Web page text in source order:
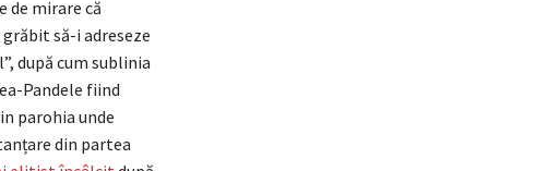
de mirare că
să-i adreseze
după cum sublinia
Pandele fiind
parohia unde
din partea